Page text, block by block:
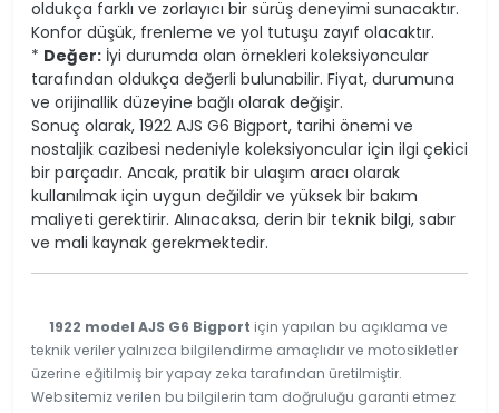
oldukça farklı ve zorlayıcı bir sürüş deneyimi sunacaktır.
Konfor düşük, frenleme ve yol tutuşu zayıf olacaktır.
* Değer: İyi durumda olan örnekleri koleksiyoncular
tarafından oldukça değerli bulunabilir. Fiyat, durumuna
ve orijinallik düzeyine bağlı olarak değişir.
Sonuç olarak, 1922 AJS G6 Bigport, tarihi önemi ve
nostaljik cazibesi nedeniyle koleksiyoncular için ilgi çekici
bir parçadır. Ancak, pratik bir ulaşım aracı olarak
kullanılmak için uygun değildir ve yüksek bir bakım
maliyeti gerektirir. Alınacaksa, derin bir teknik bilgi, sabır
ve mali kaynak gerekmektedir.
1922 model AJS G6 Bigport için yapılan bu açıklama ve
teknik veriler yalnızca bilgilendirme amaçlıdır ve motosikletler
üzerine eğitilmiş bir yapay zeka tarafından üretilmiştir.
Websitemiz verilen bu bilgilerin tam doğruluğu garanti etmez